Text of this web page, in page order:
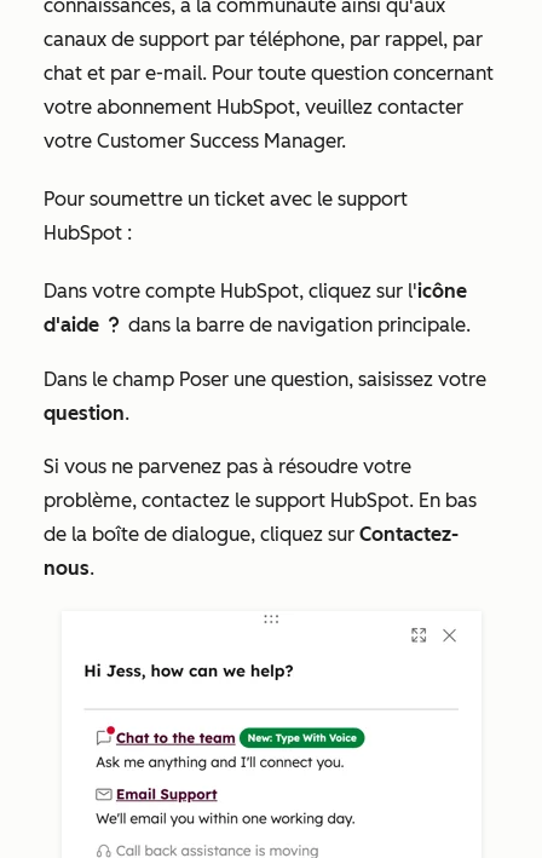
connaissances, à la communauté ainsi qu'aux
canaux de support par téléphone, par rappel, par
chat et par e-mail. Pour toute question concernant
votre abonnement HubSpot, veuillez contacter
votre Customer Success Manager.
Pour soumettre un ticket avec le support
HubSpot :
Dans votre compte HubSpot, cliquez sur l'icône
d'aide question dans la barre de navigation principale.
Dans le champ Poser une question, saisissez votre
question.
Si vous ne parvenez pas à résoudre votre
problème, contactez le support HubSpot. En bas
de la boîte de dialogue, cliquez sur Contactez-
nous.